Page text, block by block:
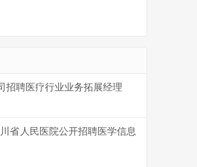
招聘医疗行业业务拓展经理
省人民医院公开招聘医学信息